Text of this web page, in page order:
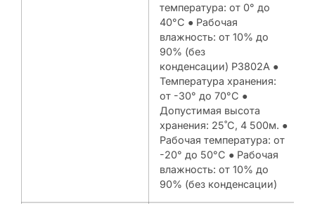
температура: от 0° до
40°C ● Рабочая
влажность: от 10% до
90% (без
конденсации) P3802A ●
Температура хранения:
от -30° до 70°C ●
Допустимая высота
хранения: 25˚C, 4 500м. ●
Рабочая температура: от
-20° до 50°C ● Рабочая
влажность: от 10% до
90% (без конденсации)